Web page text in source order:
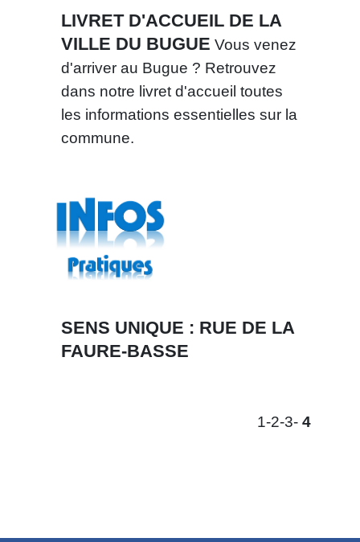
LIVRET D'ACCUEIL DE LA
VILLE DU BUGUE Vous venez
d'arriver au Bugue ? Retrouvez
dans notre livret d'accueil toutes
les informations essentielles sur la
commune.
SENS UNIQUE : RUE DE LA
FAURE-BASSE
1-2-3- 4